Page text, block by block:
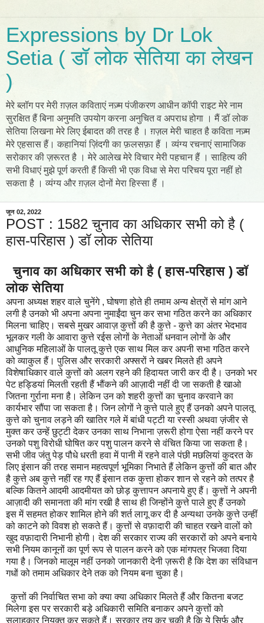
Expressions by Dr Lok
Setia ( डॉ लोक सेतिया का लेखन
)
मेरे ब्लॉग पर मेरी ग़ज़ल कविताएं नज़्म पंजीकरण आधीन कॉपी राइट मेरे नाम
सुरक्षित हैं बिना अनुमति उपयोग करना अनुचित व अपराध होगा । मैं डॉ लोक
सेतिया लिखना मेरे लिए ईबादत की तरह है । ग़ज़ल मेरी चाहत है कविता नज़्म
मेरे एहसास हैं। कहानियां ज़िंदगी का फ़लसफ़ा हैं । व्यंग्य रचनाएं सामाजिक
सरोकार की ज़रूरत है । मेरे आलेख मेरे विचार मेरी पहचान हैं । साहित्य की
सभी विधाएं मुझे पूर्ण करती हैं किसी भी एक विधा से मेरा परिचय पूरा नहीं हो
सकता है । व्यंग्य और ग़ज़ल दोनों मेरा हिस्सा हैं ।
जून 02, 2022
POST : 1582 चुनाव का अधिकार सभी को है (
हास-परिहास ) डॉ लोक सेतिया
चुनाव का अधिकार सभी को है ( हास-परिहास ) डॉ
लोक सेतिया
अपना अध्यक्ष शहर वाले चुनेंगे , घोषणा होते ही तमाम अन्य क्षेत्रों से मांग आने
लगी है उनको भी अपना अपना नुमाईंदा चुन कर सभा गठित करने का अधिकार
मिलना चाहिए। सबसे मुखर आवाज़ कुत्तों की है कुत्ते - कुत्ते का अंतर भेदभाव
भूलकर गली के आवारा कुत्ते रईस लोगों के नेताओं धनवान लोगों के और
आधुनिक महिलाओं के पालतू कुत्ते एक साथमिल कर अपनी सभा गठित करने
को व्याकुल हैं। पुलिस और सरकारी अफ्सरों ने खबर मिलते ही अपने
विशेषाधिकार वाले कुत्तों को अलग रहने की हिदायत जारी कर दी है। उनको भर
पेट हड्डियां मिलती रहती हैं भौंकने की आज़ादी नहीं दी जा सकती है खाओ
जितना गुर्राना मना है। लेकिन उन को शहरी कुत्तों का चुनाव करवाने का
कार्यभार सौंपा जा सकता है। जिन लोगों ने कुत्ते पाले हुए हैं उनको अपने पालतू
कुत्ते को चुनाव लड़ने की खातिर गले में बांधी पट्टी या रस्सी अथवा ज़ंजीर से
मुक्त कर उन्हें छुट्टी देकर उनका साथ निभाना ज़रूरी होगा ऐसा नहीं करने पर
उनको पशु विरोधी घोषित कर पशु पालन करने से वंचित किया जा सकता है।
सभी जीव जंतु पेड़ पौधे धरती हवा में पानी में रहने वाले पंछी मछलियां कुदरत के
लिए इंसान की तरह समान महत्वपूर्ण भूमिका निभाते हैं लेकिन कुत्तों की बात और
है कुत्ते अब कुत्ते नहीं रह गए हैं इंसान तक कुत्ता होकर शान से रहने को तत्पर है
बल्कि कितने आदमी आदमीयत को छोड़ कुत्तापन अपनाये हुए हैं। कुत्तों ने अपनी
आज़ादी की समानता की मांग रखी है साथ ही जिन्होंने कुत्ते पाले हुए हैं उनको
इस में सहमत होकर शामिल होने की शर्त लागू कर दी है अन्यथा उनके कुत्ते उन्हीं
को काटने को विवश हो सकते हैं। कुत्तों से वफ़ादारी की चाहत रखने वालों को
खुद वफ़ादारी निभानी होगी। देश की सरकार राज्य की सरकारों को अपने बनाये
सभी नियम कानूनों का पूर्ण रूप से पालन करने को एक मांगपत्र भिजवा दिया
गया है। जिनको मालूम नहीं उनको जानकारी देनी ज़रूरी है कि देश का संविधान
गधों को तमाम अधिकार देने तक को नियम बना चुका है।
कुत्तों की निर्वाचित सभा को क्या क्या अधिकार मिलते हैं और कितना बजट
मिलेगा इस पर सरकारी बड़े अधिकारी समिति बनाकर अपने कुत्तों को
सलाहकार नियुक्त कर सकते हैं। सरकार तय कर चुकी है कि ये सिर्फ और